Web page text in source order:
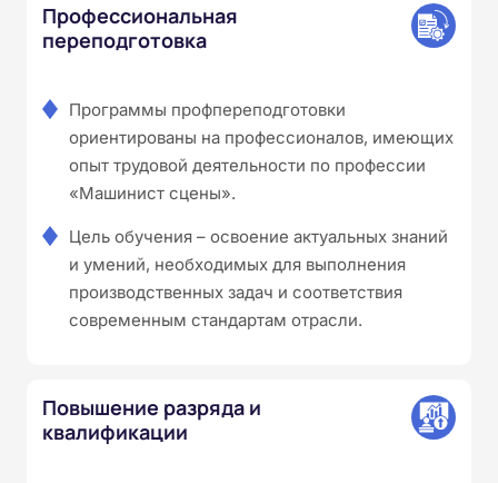
Профессиональная
переподготовка
Программы профпереподготовки
ориентированы на профессионалов, имеющих
опыт трудовой деятельности по профессии
«Машинист сцены».
Цель обучения – освоение актуальных знаний
и умений, необходимых для выполнения
производственных задач и соответствия
современным стандартам отрасли.
Повышение разряда и
квалификации